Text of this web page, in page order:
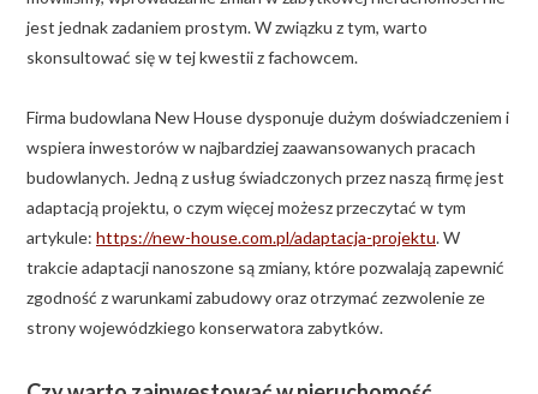
jest jednak zadaniem prostym. W związku z tym, warto
skonsultować się w tej kwestii z fachowcem.
Firma budowlana New House dysponuje dużym doświadczeniem i
wspiera inwestorów w najbardziej zaawansowanych pracach
budowlanych. Jedną z usług świadczonych przez naszą firmę jest
adaptacją projektu, o czym więcej możesz przeczytać w tym
artykule: https://new-house.com.pl/adaptacja-projektu. W
trakcie adaptacji nanoszone są zmiany, które pozwalają zapewnić
zgodność z warunkami zabudowy oraz otrzymać zezwolenie ze
strony wojewódzkiego konserwatora zabytków.